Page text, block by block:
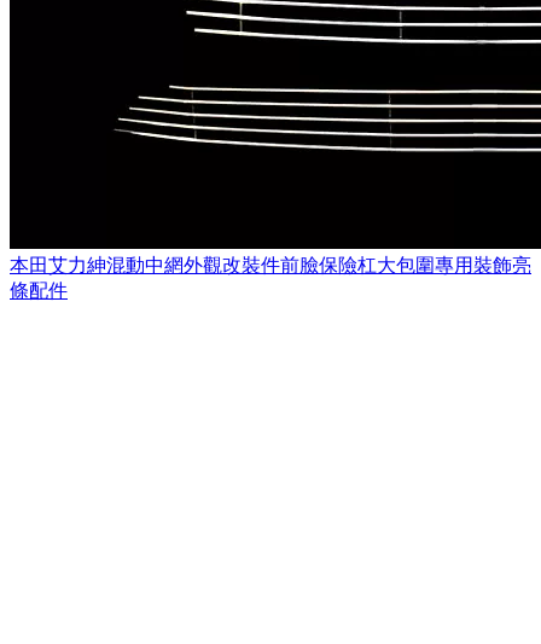
本田艾力紳混動中網外觀改裝件前臉保險杠大包圍專用裝飾亮
條配件